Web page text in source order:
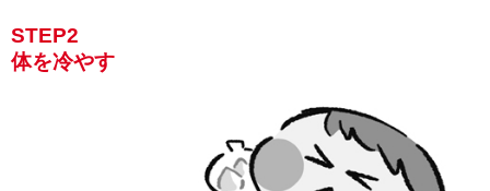
STEP2
体を冷やす